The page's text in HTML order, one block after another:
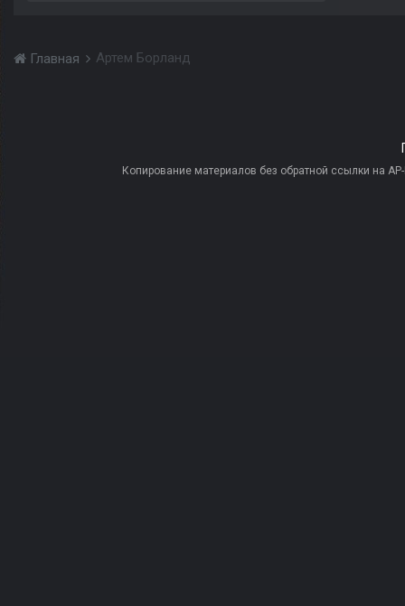
Главная Артем Борланд
Копирование материалов без обратной ссылки на